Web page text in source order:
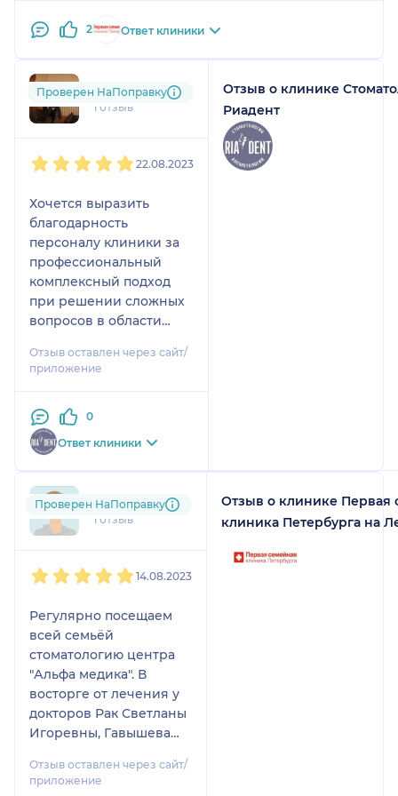
2 Ответ клиники
Марианна
1 отзыв
Проверен НаПоправку
22.08.2023
Хочется выразить
благодарность
персоналу клиники за
профессиональный
комплексный подход
при решении сложных
вопросов в области
высоком уровне
сервиса их реализации.
квалификацию
ортопеда Сокурова
Таймураза
проводил
протезирование моего
мужа. Врач проявлял
общении с пациентом.
рисков осложнений
уделил особое
внимание при выборе
материала съемных
зубных протезов и их
подгонке, поскольку в
анамнезе пациента –
тяжёлые сердечные
заболевания.
Отзыв оставлен через сайт/
приложение
0
Ответ клиники
Отзыв о клинике
Риадент
dec....@....ru
1 отзыв
Проверен НаПоправку
14.08.2023
Регулярно посещаем
всей семьёй
стоматологию центра
"Альфа медика". В
восторге от лечения у
докторов Рак Светланы
Игоревны, Гавышева
протезирование) . В
августе познакомились
Отзыв оставлен через сайт/
приложение
Отзыв о клинике Первая
клиника Петербурга на